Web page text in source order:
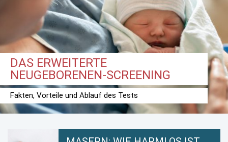
DAS ERWEITERTE
NEUGEBORENEN-SCREENING
Fakten, Vorteile und Ablauf des Tests